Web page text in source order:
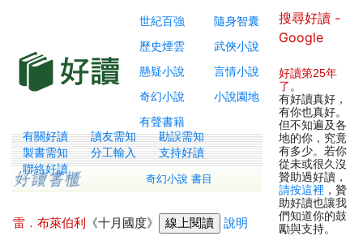
世紀百強
隨身智囊
歷史煙雲
武俠小說
懸疑小說
言情小說
奇幻小說
小說園地
有聲書籍
有關好讀 讀友需知
勘誤需知
製書需知
分工輸入
支持好讀
聯絡好讀
奇幻小說 書目
雷．布萊伯利 《十月國度》 說明
搜尋好讀 -
Google
好讀第25年
了 。
有好讀真好，
有你也真好。
但不知遍及各
地的你，究竟
有多少。若你
從未或很久沒
贊助過好讀，
請按這裡 ，贊
助好讀也讓我
們知道你的鼓
勵與支持。